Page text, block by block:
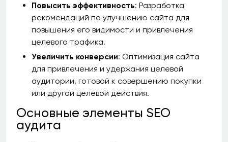
Повысить эффективность: Разработка
рекомендаций по улучшению сайта для
повышения его видимости и привлечения
целевого трафика.
Увеличить конверсии: Оптимизация сайта
для привлечения и удержания целевой
аудитории, готовой к совершению покупки
или другой целевой действия.
Основные элементы SEO
аудита